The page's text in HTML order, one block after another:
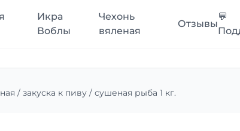
Икра
Воблы
Чехонь
вяленая
Отзывы
💬
/ закуска к пиву / сушеная рыба 1 кг.